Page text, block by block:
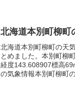
北海道本別町柳町
北海道本別町柳町の天
とめました。本別町柳
経度143.608907標高
の気象情報本別町柳町